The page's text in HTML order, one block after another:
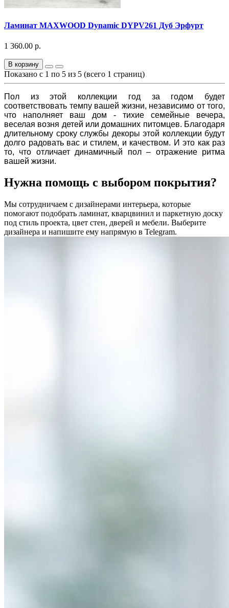
Ламинат MAXWOOD Dynamic DYPV261 Дуб Эрфурт
1 360.00 р.
В корзину
Показано с 1 по 5 из 5 (всего 1 страниц)
Пол из этой коллекции год за годом будет
соответствовать темпу вашей жизни, независимо от того,
что наполняет ваш дом - тихие семейные вечера,
веселая возня детей или домашних питомцев. Благодаря
длительному сроку службы декоры этой коллекции будут
долго радовать вас и стилем, и качеством. И это как раз
то, что отличает динамичный пол – отражение ритма
вашей жизни.
Нужна помощь с выбором покрытия?
Мы сотрудничаем с дизайнерами интерьера, которые
помогают подобрать ламинат, кварцвинил и паркетную доску
под стиль проекта, цвет стен, дверей и мебели. Выберите
дизайнера и напишите ему напрямую в Telegram.